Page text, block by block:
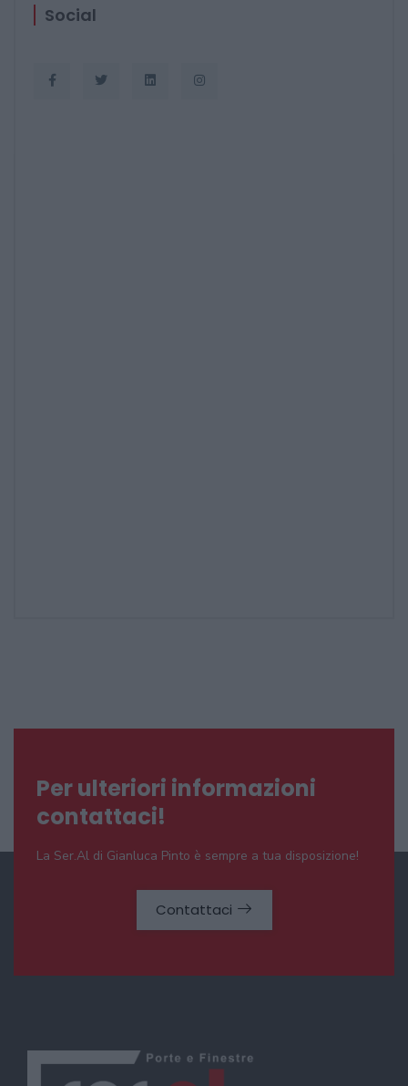
Social
Per ulteriori informazioni
contattaci!
La Ser.Al di Gianluca Pinto è sempre a tua disposizione!
Contattaci